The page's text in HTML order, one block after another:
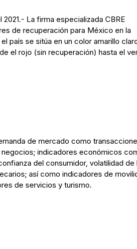
La firma especializada CBRE
de recuperación para México en la
país se sitúa en un color amarillo
el rojo (sin recuperación) hasta el
de mercado como
indicadores económicos
del consumidor, volatilidad de
así como indicadores de
de servicios y turismo.